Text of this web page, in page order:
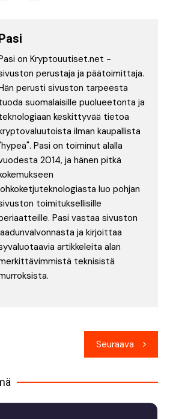
on Kryptouutiset.net -
perustaja ja päätoimittaja.
perusti sivuston tarpeesta
suomalaisille puolueetonta ja
keskittyvää tietoa
ilman kaupallista
Pasi on toiminut alalla
2014, ja hänen pitkä
luo pohjan
toimituksellisille
Pasi vastaa sivuston
ja kirjoittaa
artikkeleita alan
teknisistä
Seuraava